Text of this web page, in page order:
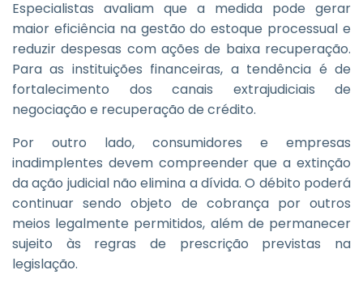
Especialistas avaliam que a medida pode gerar
maior eficiência na gestão do estoque processual e
reduzir despesas com ações de baixa recuperação.
Para as instituições financeiras, a tendência é de
fortalecimento dos canais extrajudiciais de
negociação e recuperação de crédito.
Por outro lado, consumidores e empresas
inadimplentes devem compreender que a extinção
da ação judicial não elimina a dívida. O débito poderá
continuar sendo objeto de cobrança por outros
meios legalmente permitidos, além de permanecer
sujeito às regras de prescrição previstas na
legislação.